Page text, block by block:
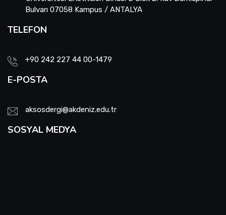
Bulvarı 07058 Kampus / ANTALYA
TELEFON
+90 242 227 44 00-1479
E-POSTA
aksosdergi@akdeniz.edu.tr
SOSYAL MEDYA